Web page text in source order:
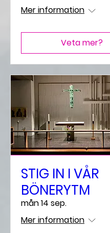
Mer information
Veta mer?
STIG IN I VÅR
BÖNERYTM
mån 14 sep.
Mer information